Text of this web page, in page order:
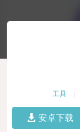
工具
安卓下载